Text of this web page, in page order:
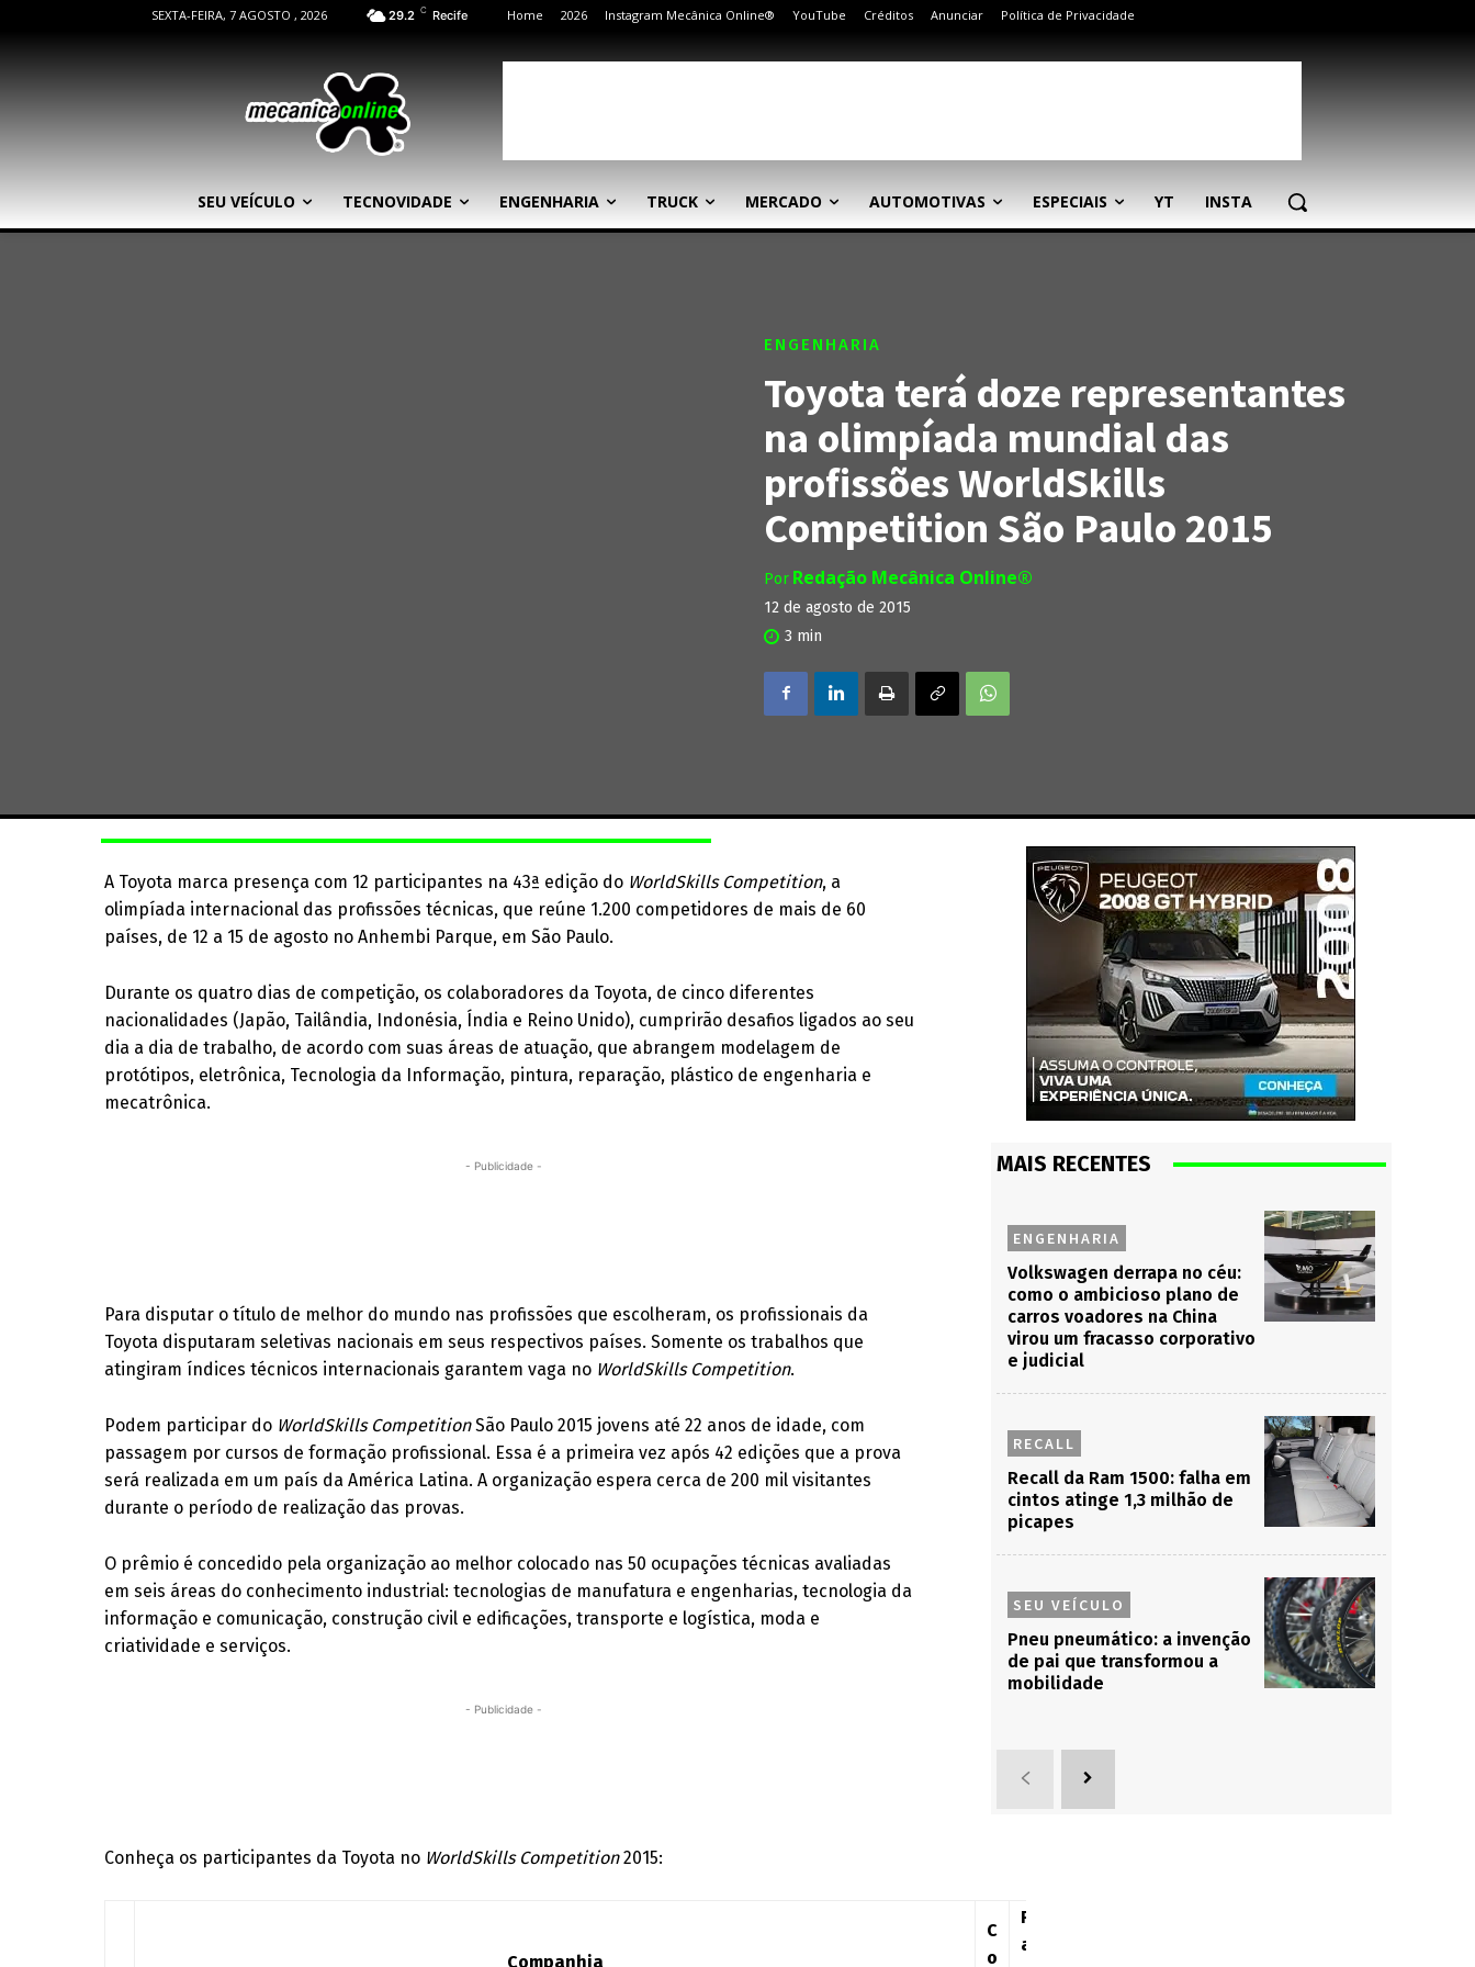
SEXTA-FEIRA, 7 AGOSTO , 2026 29.2 C Recife Home 2026 Instagram Mecânica Online® YouTube Créditos Anunciar Política de Privacidade
SEU VEÍCULO TECNOVIDADE ENGENHARIA TRUCK MERCADO AUTOMOTIVAS ESPECIAIS YT INSTA
ENGENHARIA
Toyota terá doze representantes
na olimpíada mundial das
profissões WorldSkills
Competition São Paulo 2015
Por Redação Mecânica Online®
12 de agosto de 2015
3 min
A Toyota marca presença com 12 participantes na 43ª edição do WorldSkills Competition, a
olimpíada internacional das profissões técnicas, que reúne 1.200 competidores de mais de 60
países, de 12 a 15 de agosto no Anhembi Parque, em São Paulo.
Durante os quatro dias de competição, os colaboradores da Toyota, de cinco diferentes
nacionalidades (Japão, Tailândia, Indonésia, Índia e Reino Unido), cumprirão desafios ligados ao seu
dia a dia de trabalho, de acordo com suas áreas de atuação, que abrangem modelagem de
protótipos, eletrônica, Tecnologia da Informação, pintura, reparação, plástico de engenharia e
mecatrônica.
- Publicidade -
Para disputar o título de melhor do mundo nas profissões que escolheram, os profissionais da
Toyota disputaram seletivas nacionais em seus respectivos países. Somente os trabalhos que
atingiram índices técnicos internacionais garantem vaga no WorldSkills Competition.
Podem participar do WorldSkills CompetitionSão Paulo 2015 jovens até 22 anos de idade, com
passagem por cursos de formação profissional. Essa é a primeira vez após 42 edições que a prova
será realizada em um país da América Latina. A organização espera cerca de 200 mil visitantes
durante o período de realização das provas.
O prêmio é concedido pela organização ao melhor colocado nas 50 ocupações técnicas avaliadas
em seis áreas do conhecimento industrial: tecnologias de manufatura e engenharias, tecnologia da
informação e comunicação, construção civil e edificações, transporte e logística, moda e
criatividade e serviços.
- Publicidade -
Conheça os participantes da Toyota no WorldSkills Competition2015:
Companhia
C
o
P
a
MAIS RECENTES
ENGENHARIA
Volkswagen derrapa no céu:
como o ambicioso plano de
carros voadores na China
virou um fracasso corporativo
e judicial
RECALL
Recall da Ram 1500: falha em
cintos atinge 1,3 milhão de
picapes
SEU VEÍCULO
Pneu pneumático: a invenção
de pai que transformou a
mobilidade